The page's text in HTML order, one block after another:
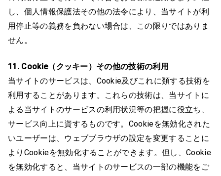
し、個人情報保護法その他の法令により、当サイトが利
用停止等の義務を負わない場合は、この限りではありま
せん。
11. Cookie（クッキー）その他の技術の利用
当サイトのサービスは、Cookie及びこれに類する技術を
利用することがあります。これらの技術は、当サイトに
よる当サイトのサービスの利用状況等の把握に役立ち、
サービス向上に資するものです。Cookieを無効化された
いユーザーは、ウェブブラウザの設定を変更することに
よりCookieを無効化することができます。但し、Cookie
を無効化すると、当サイトのサービスの一部の機能をご